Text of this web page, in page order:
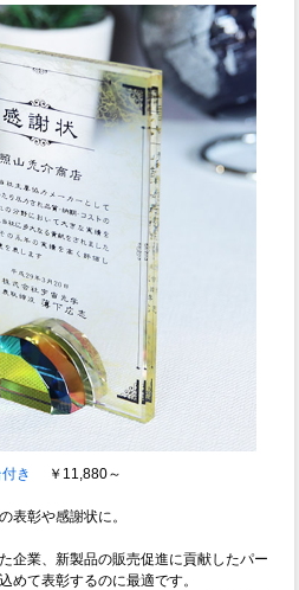
き ￥11,880～
表彰や感謝状に。
企業、新製品の販売促進に貢献したパー
めて表彰するのに最適です。